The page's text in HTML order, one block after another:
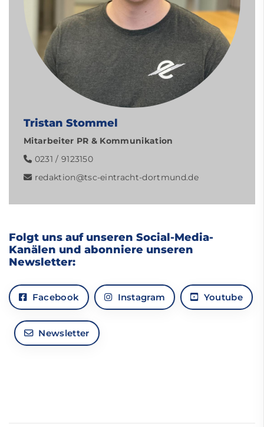
Tristan Stommel
Mitarbeiter PR & Kommunikation
0231 / 9123150
redaktion@tsc-eintracht-dortmund.de
Folgt uns auf unseren Social-Media-
Kanälen und abonniere unseren
Newsletter:
Facebook Instagram Youtube
Newsletter